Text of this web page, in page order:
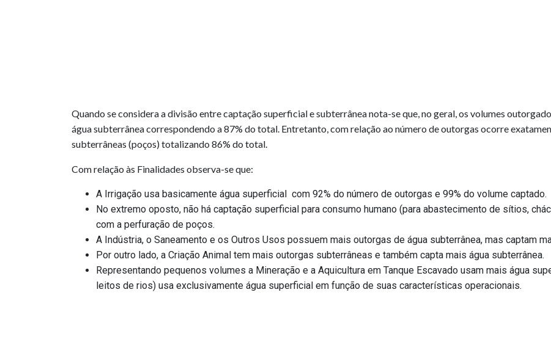
Quando se considera a divisão entre captação superficial e subterrânea nota-se que, no geral, os volumes
água subterrânea correspondendo a 87% do total. Entretanto, com relação ao número de outorgas ocorre
subterrâneas (poços) totalizando 86% do total.
Com relação às Finalidades observa-se que:
A Irrigação usa basicamente água superficial com 92% do número de outorgas e 99% do volume captado.
No extremo oposto, não há captação superficial para consumo humano (para abastecimento de sítios,
com a perfuração de poços.
A Indústria, o Saneamento e os Outros Usos possuem mais outorgas de água subterrânea, mas captam
Por outro lado, a Criação Animal tem mais outorgas subterrâneas e também capta mais água subterrânea.
Representando pequenos volumes a Mineração e a Aquicultura em Tanque Escavado usam mais água
leitos de rios) usa exclusivamente água superficial em função de suas características operacionais.